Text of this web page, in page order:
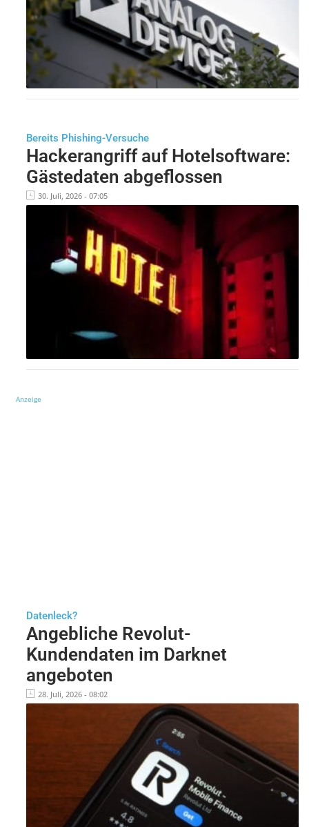
Bereits Phishing-Versuche
Hackerangriff auf Hotelsoftware:
Gästedaten abgeflossen
30. Juli, 2026 - 07:05
Anzeige
Datenleck?
Angebliche Revolut-
Kundendaten im Darknet
angeboten
28. Juli, 2026 - 08:02